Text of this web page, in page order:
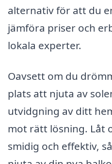
alternativ för att du
jämföra priser och
lokala experter.
Oavsett om du
plats att njuta av
utvidgning av ditt
mot rätt lösning. Låt
smidig och effektiv,